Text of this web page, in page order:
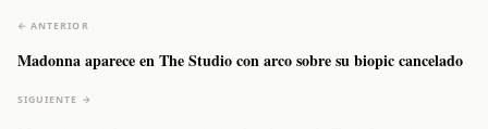
← ANTERIOR
Madonna aparece en The Studio con arco sobre su biopic cancelado
SIGUIENTE →